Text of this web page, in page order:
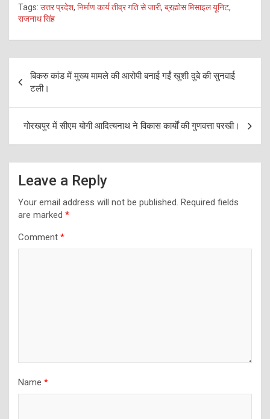
Tags: उत्तर प्रदेश, निर्माण कार्य तीव्र गति से जारी, ब्रह्मोस मिसाइल यूनिट,
राजनाथ सिंह
Post
navigation
बिकरु कांड में मुख्य मामले की आरोपी बनाई गईं खुशी दुबे की सुनवाई
टली।
गोरखपुर में सीएम योगी आदित्यनाथ ने विकास कार्यों की गुणवत्ता परखी।
Leave a Reply
Your email address will not be published. Required fields
are marked *
Comment *
Name *